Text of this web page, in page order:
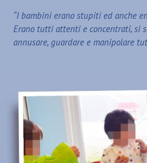
“I bambini erano stupiti ed anche
Erano tutti attenti e concentrati, si
annusare, guardare e manipolare